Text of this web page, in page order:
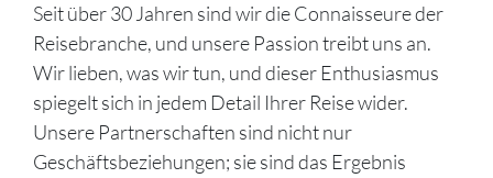
Seit über 30 Jahren sind wir die Connaisseure der
Reisebranche, und unsere Passion treibt uns an.
Wir lieben, was wir tun, und dieser Enthusiasmus
spiegelt sich in jedem Detail Ihrer Reise wider.
Unsere Partnerschaften sind nicht nur
Geschäftsbeziehungen; sie sind das Ergebnis